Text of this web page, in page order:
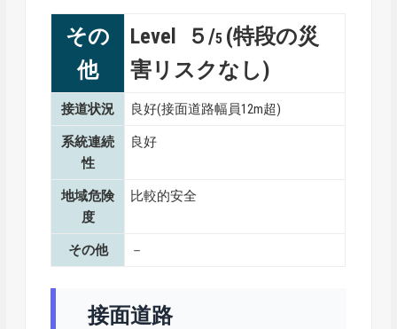
その
他
Level ５/5 (特段の災
害リスクなし)
接道状況 良好(接面道路幅員12m超)
系統連続
性
良好
地域危険
度
比較的安全
その他 －
接面道路